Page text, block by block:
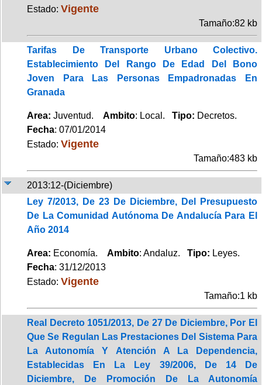
Estado: Vigente
Tamaño:82 kb
Tarifas De Transporte Urbano Colectivo.
Establecimiento Del Rango De Edad Del Bono
Joven Para Las Personas Empadronadas En
Granada
Area: Juventud. Ambito: Local. Tipo: Decretos.
Fecha: 07/01/2014
Estado: Vigente
Tamaño:483 kb
2013:12-(Diciembre)
Ley 7/2013, De 23 De Diciembre, Del Presupuesto
De La Comunidad Autónoma De Andalucía Para El
Año 2014
Area: Economía. Ambito: Andaluz. Tipo: Leyes.
Fecha: 31/12/2013
Estado: Vigente
Tamaño:1 kb
Real Decreto 1051/2013, De 27 De Diciembre, Por El
Que Se Regulan Las Prestaciones Del Sistema Para
La Autonomía Y Atención A La Dependencia,
Establecidas En La Ley 39/2006, De 14 De
Diciembre, De Promoción De La Autonomía